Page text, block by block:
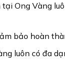
Ong Vàng
bảo hoàn
luôn có đa